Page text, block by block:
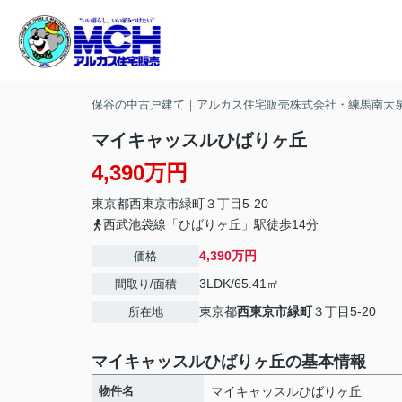
保谷の中古戸建て｜アルカス住宅販売株式会社・練馬南大
マイキャッスルひばりヶ丘
4,390万円
東京都西東京市緑町３丁目5-20
西武池袋線「ひばりヶ丘」駅徒歩14分
価格 4,390万円
間取り/面積 3LDK/65.41㎡
所在地 東京都西東京市緑町３丁目5-20
マイキャッスルひばりヶ丘の基本情報
物件名 マイキャッスルひばりヶ丘